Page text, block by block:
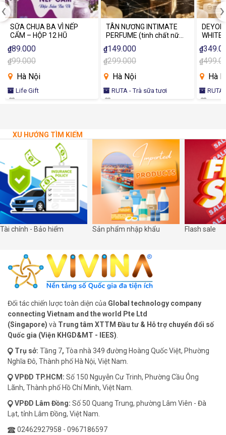
SỮA CHUA BA VÌ NẾP
CẨM – HỘP 12 HŨ
₫89.000
₫99.000
Hà Nội
Life Gift
TÂN NƯƠNG INTIMATE
PERFUME (tinh chất nữ
tính)
₫149.000
₫299.000
Hà Nội
RUTA - Trà sữa tươi
WHITE
₫
₫
Hà
RUTA
‹ ›
XU HƯỚNG TÌM KIẾM
Tài chính - Bảo hiểm Sản phẩm nhập khẩu Flash sale
Đối tác chiến lược toàn diện của Global technology company
connecting Vietnam and the world Pte Ltd
(Singapore) và Trung tâm XTTM Đầu tư & Hỗ trợ chuyển đổi số
Quốc gia (Viện KHGD&MT - IEES)
Trụ sở: Tầng 7, Tòa nhà 349 đường Hoàng Quốc Việt, Phường
Nghĩa Đô, Thành phố Hà Nội, Việt Nam.
VPĐD TP.HCM: Số 150 Nguyễn Cư Trinh, Phường Cầu Ông
Lãnh, Thành phố Hồ Chí Minh, Việt Nam.
VPĐD Lâm Đồng: Số 50 Quang Trung, phường Lâm Viên - Đà
Lạt, tỉnh Lâm Đồng, Việt Nam.
02462927958 - 0967186597